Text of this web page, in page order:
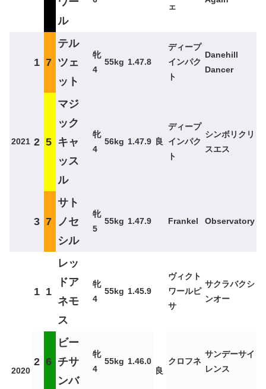
ル
ェ
2021
1 7
テル
ツェ
ット
牝
4
55kg 1.47.8
良
ディープ
インパク
ト
Danehill
Dancer
2 5
マジ
ック
キャ
ッス
ル
牝
4
56kg 1.47.9
ディープ
インパク
ト
シンボリクリ
スエス
3 7
サト
ノセ
シル
牝
5
55kg 1.47.9 Frankel Observatory
2020
1 1
レッ
ドア
ネモ
ス
牝
4
55kg 1.45.9
良
ヴィクト
ワールピ
サ
サクラバクシ
ンオー
2 6
ビー
チサ
ンバ
牝
4
55kg 1.46.0 クロフネ
サンデーサイ
レンス